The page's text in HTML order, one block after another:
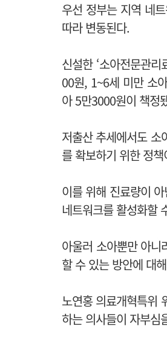
우선 정부는 지역 네
따라 변동된다.
신설한 ‘소아전문관
00원, 1~6세 미만 소
아 5만3000원이 책정
저출산 추세에서도 소
를 확보하기 위한 정
이를 위해 진료량이
네트워크를 활성화할
아울러 소아뿐만 아
할 수 있는 방안에 대
노연홍 의료개혁특위
하는 의사들이 자부심